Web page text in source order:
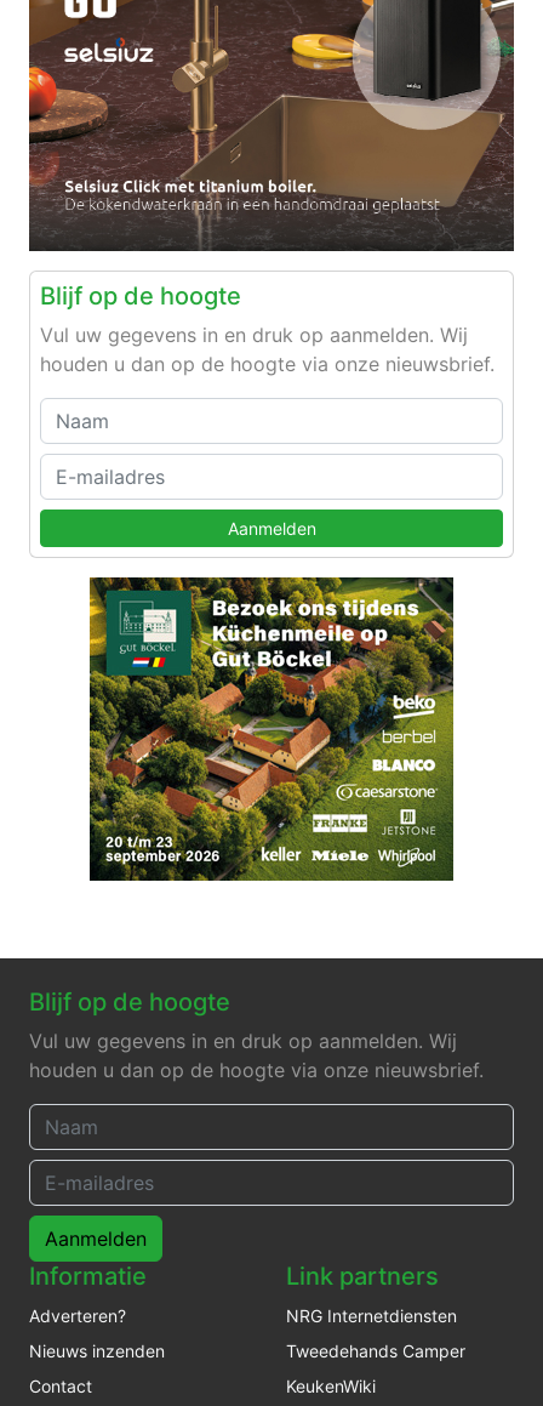
Blijf op de hoogte
Vul uw gegevens in en druk op aanmelden. Wij
houden u dan op de hoogte via onze nieuwsbrief.
Aanmelden
Blijf op de hoogte
Vul uw gegevens in en druk op aanmelden. Wij
houden u dan op de hoogte via onze nieuwsbrief.
Aanmelden
Informatie
Adverteren?
Nieuws inzenden
Contact
Link partners
NRG Internetdiensten
Tweedehands Camper
KeukenWiki